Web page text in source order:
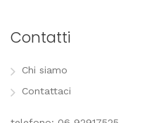
Contatti
Chi siamo
Contattaci